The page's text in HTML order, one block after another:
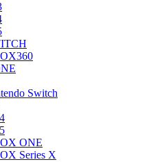
Switch
ONE
Series X